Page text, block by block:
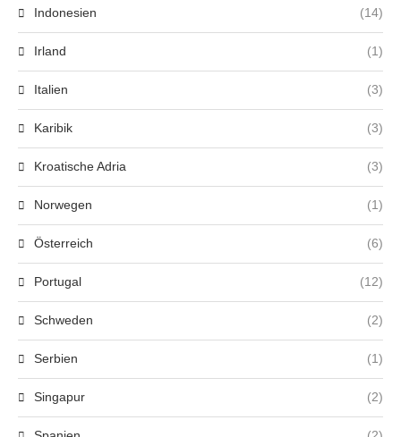
Indonesien (14)
Irland (1)
Italien (3)
Karibik (3)
Kroatische Adria (3)
Norwegen (1)
Österreich (6)
Portugal (12)
Schweden (2)
Serbien (1)
Singapur (2)